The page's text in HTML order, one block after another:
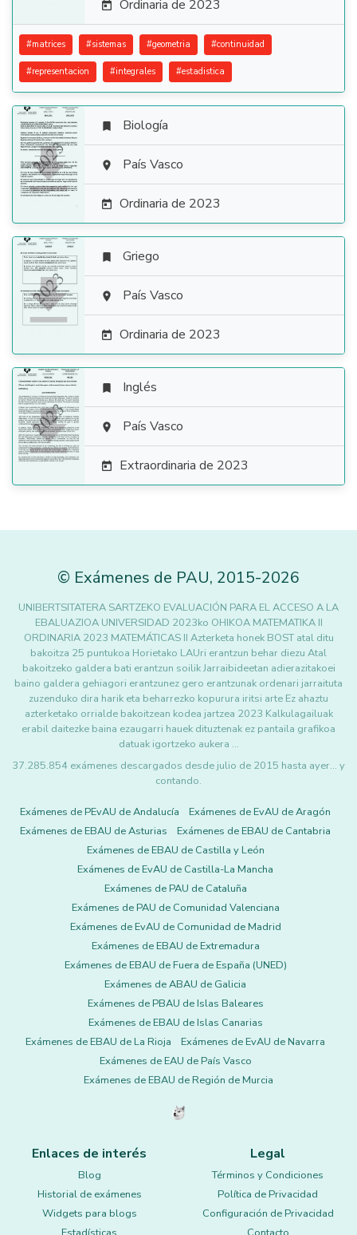
 Ordinaria de 2023
#matrices #sistemas #geometria #continuidad
#representacion #integrales #estadistica

 Biología
 País Vasco
 Ordinaria de 2023

 Griego
 País Vasco
 Ordinaria de 2023

 Inglés
 País Vasco
 Extraordinaria de 2023
© Exámenes de PAU, 2015-2026
UNIBERTSITATERA SARTZEKO EVALUACIÓN PARA EL ACCESO A LA
EBALUAZIOA UNIVERSIDAD 2023ko OHIKOA MATEMATIKA II
ORDINARIA 2023 MATEMÁTICAS II Azterketa honek BOST atal ditu
bakoitza 25 puntukoa Horietako LAUri erantzun behar diezu Atal
bakoitzeko galdera bati erantzun soilik Jarraibideetan adierazitakoei
baino galdera gehiagori erantzunez gero erantzunak ordenari jarraituta
zuzenduko dira harik eta beharrezko kopurura iritsi arte Ez ahaztu
azterketako orrialde bakoitzean kodea jartzea 2023 Kalkulagailuak
erabil daitezke baina ezaugarri hauek dituztenak ez pantaila grafikoa
datuak igortzeko aukera …
37.285.854 exámenes descargados desde julio de 2015 hasta ayer... y
contando.
Exámenes de PEvAU de Andalucía
Exámenes de EvAU de Aragón
Exámenes de EBAU de Asturias
Exámenes de EBAU de Cantabria
Exámenes de EBAU de Castilla y León
Exámenes de EvAU de Castilla-La Mancha
Exámenes de PAU de Cataluña
Exámenes de PAU de Comunidad Valenciana
Exámenes de EvAU de Comunidad de Madrid
Exámenes de EBAU de Extremadura
Exámenes de EBAU de Fuera de España (UNED)
Exámenes de ABAU de Galicia
Exámenes de PBAU de Islas Baleares
Exámenes de EBAU de Islas Canarias
Exámenes de EBAU de La Rioja
Exámenes de EvAU de Navarra
Exámenes de EAU de País Vasco
Exámenes de EBAU de Región de Murcia
Enlaces de interés
Blog
Historial de exámenes
Widgets para blogs
Legal
Términos y Condiciones
Política de Privacidad
Configuración de Privacidad